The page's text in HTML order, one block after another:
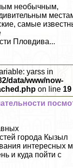
необычным,
самые
Пловдива...
yarss in
data/www/now-
on line 19
города Кызыл
интересных
и куда пойти с